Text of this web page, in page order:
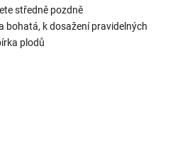
středně pozdně
bohatá, k dosažení pravidelných
plodů